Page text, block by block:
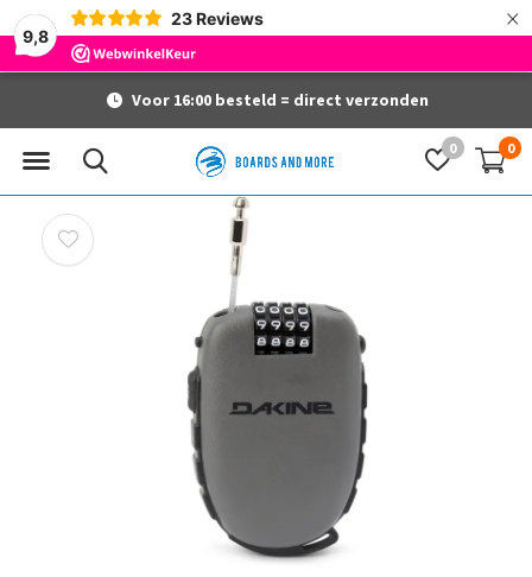
9,8
23 Reviews ×
0 0
Voor 16:00 besteld = direct verzonden